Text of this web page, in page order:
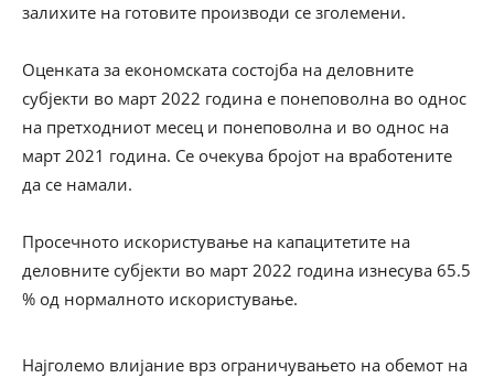
залихите на готовите производи се зголемени.
Оценката за економската состојба на деловните
субјекти во март 2022 година е понеповолна во однос
на претходниот месец и понеповолна и во однос на
март 2021 година. Се очекува бројот на вработените
да се намали.
Просечното искористување на капацитетите на
деловните субјекти во март 2022 година изнесува 65.5
% од нормалното искористување.
Најголемо влијание врз ограничувањето на обемот на